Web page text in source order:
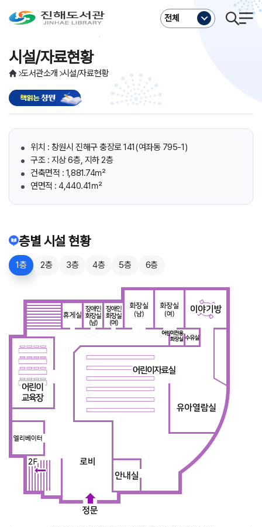
전체
도서관소개 시설/자료현황
시설/자료현황
위치 : 창원시 진해구 충장로 141(여좌동 795-1)
구조 : 지상 6층, 지하 2층
건축면적 : 1,881.74㎡
연면적 : 4,440.41㎡
층별 시설 현황
1층 2층 3층 4층 5층 6층